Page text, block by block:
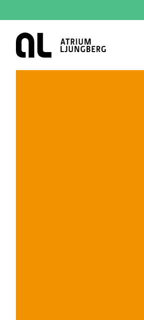
Hem